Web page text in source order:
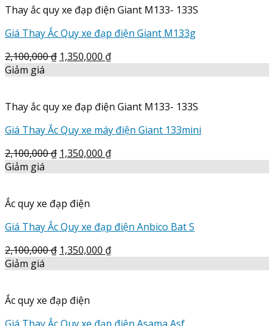
Thay ắc quy xe đạp điện Giant M133- 133S
Giá Thay Ắc Quy xe đạp điện Giant M133g
2,100,000₫ 1,350,000 ₫
Giảm giá
Thay ắc quy xe đạp điện Giant M133- 133S
Giá Thay Ắc Quy xe máy điện Giant 133mini
2,100,000₫ 1,350,000 ₫
Giảm giá
Ắc quy xe đạp điện
Giá Thay Ắc Quy xe đạp điện Anbico Bat S
2,100,000₫ 1,350,000 ₫
Giảm giá
Ắc quy xe đạp điện